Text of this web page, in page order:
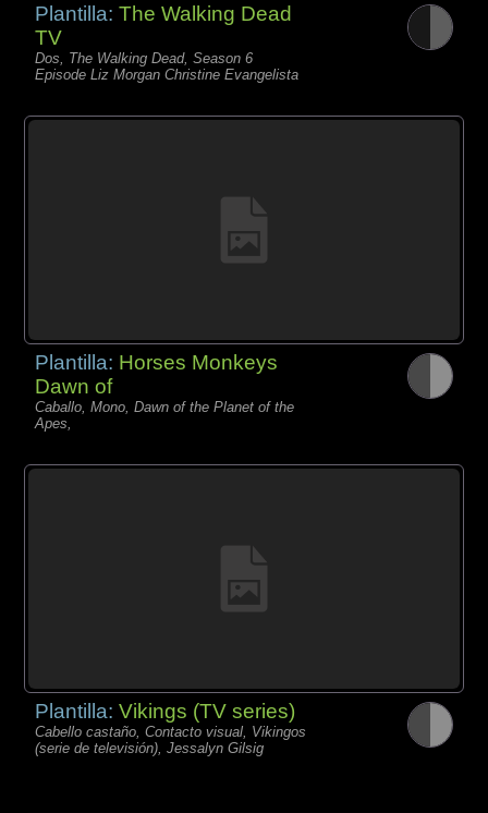
Plantilla:The Walking Dead
TV
Dos, The Walking Dead, Season 6
Episode Liz Morgan Christine Evangelista
Plantilla: Horses Monkeys
Dawn of
Caballo, Mono, Dawn of the Planet of the
Apes,
Plantilla:Vikings (TV series)
Cabello castaño, Contacto visual, Vikingos
(serie de televisión), Jessalyn Gilsig